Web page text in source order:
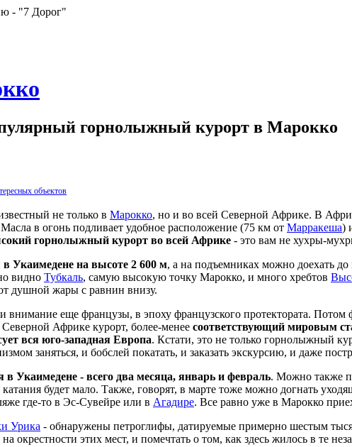
- "7 Дорог"
горнолыжный курорт в Марокко
объектов
не только в Марокко, но и во всей Северной Африке. В
в огонь подливает удобное расположение (75 км от Марракеша)
горнолыжный курорт во всей Африке - это вам не хухры-
Укаимедене на высоте 2 600 м, а на подъемниках можно доехать
видно Тубкаль, самую высокую точку Марокко, и много хребтов
душной жары с равнин внизу.
внимание еще французы, в эпоху французского протектората.
Африке курорт, более-менее соответствующий мировым
вся юго-западная Европа. Кстати, это не только горнолыжный
заняться, и бобслей покатать, и заказать экскурсию, и даже
Укаимедене - всего два месяца, январь и февраль. Можно также
будет мало. Также, говорят, в марте тоже можно догнать
где-то в Эс-Сувейре или в Агадире. Все равно уже в Марокко
Урика - обнаружены петроглифы, датируемые примерно шестым
окрестности этих мест, и помечтать о том, как здесь жилось в те